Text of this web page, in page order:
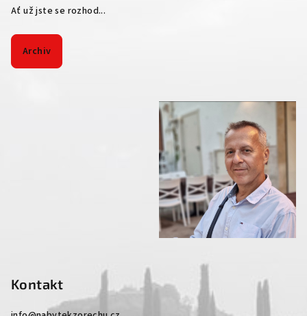
Ať už jste se rozhod...
Archiv
Kontakt